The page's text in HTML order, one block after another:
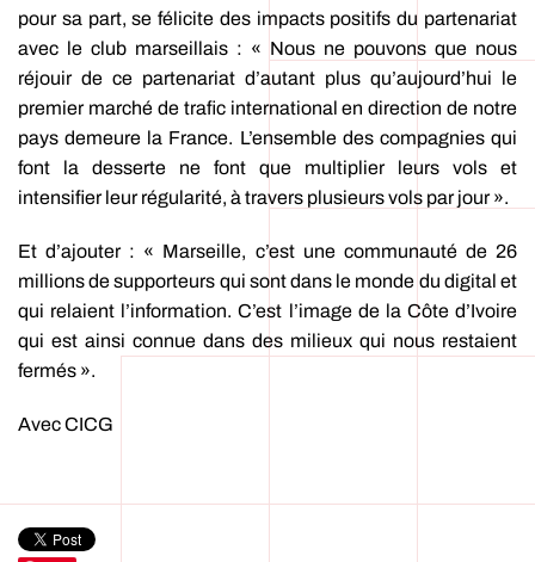
pour sa part, se félicite des impacts positifs du partenariat
avec le club marseillais : « Nous ne pouvons que nous
réjouir de ce partenariat d’autant plus qu’aujourd’hui le
premier marché de trafic international en direction de notre
pays demeure la France. L’ensemble des compagnies qui
font la desserte ne font que multiplier leurs vols et
intensifier leur régularité, à travers plusieurs vols par jour ».
Et d’ajouter : « Marseille, c’est une communauté de 26
millions de supporteurs qui sont dans le monde du digital et
qui relaient l’information. C’est l’image de la Côte d’Ivoire
qui est ainsi connue dans des milieux qui nous restaient
fermés ».
Avec CICG